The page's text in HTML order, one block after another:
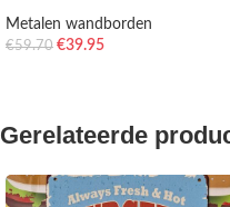
Metalen wandborden
€59.70 €39.95
Gerelateerde